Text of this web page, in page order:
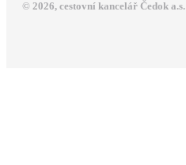
© 2026, cestovní kancelář Čedok a.s.